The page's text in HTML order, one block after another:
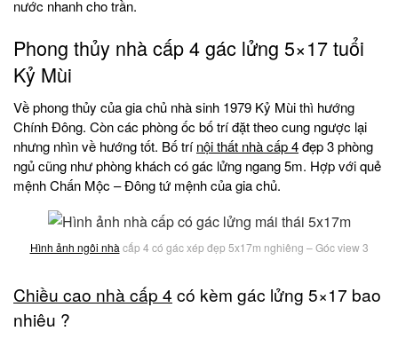
nước nhanh cho trần.
Phong thủy nhà cấp 4 gác lửng 5×17 tuổi
Kỷ Mùi
Về phong thủy của gia chủ nhà sinh 1979 Kỷ Mùi thì hướng
Chính Đông. Còn các phòng ốc bố trí đặt theo cung ngược lại
nhưng nhìn về hướng tốt. Bố trínội thất nhà cấp 4đẹp 3 phòng
ngủ cũng như phòng khách có gác lửng ngang 5m. Hợp với quẻ
mệnh Chấn Mộc – Đông tứ mệnh của gia chủ.
Hình ảnh ngôi nhà cấp 4 có gác xép đẹp 5x17m nghiêng – Góc view 3
Chiều cao nhà cấp 4 có kèm gác lửng 5×17 bao
nhiêu ?